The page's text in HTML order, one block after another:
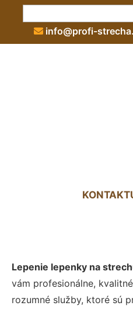
info@profi-
Lepenie lepenky na
vám profesionálne,
rozumné služby, ktoré sú